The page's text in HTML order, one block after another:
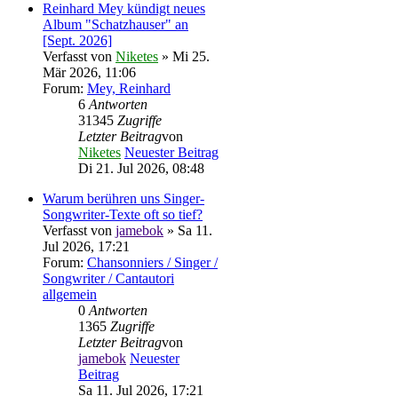
Reinhard Mey kündigt neues
Album "Schatzhauser" an
[Sept. 2026]
Verfasst von Niketes » Mi 25.
Mär 2026, 11:06
Forum: Mey, Reinhard
6 Antworten
31345 Zugriffe
Letzter Beitragvon
Niketes Neuester Beitrag
Di 21. Jul 2026, 08:48
Warum berühren uns Singer-
Songwriter-Texte oft so tief?
Verfasst von jamebok » Sa 11.
Jul 2026, 17:21
Forum: Chansonniers / Singer /
Songwriter / Cantautori
allgemein
0 Antworten
1365 Zugriffe
Letzter Beitragvon
jamebok Neuester
Beitrag
Sa 11. Jul 2026, 17:21